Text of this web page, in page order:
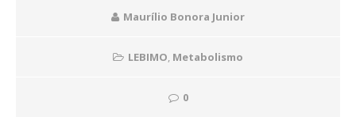
Maurílio Bonora Junior
LEBIMO, Metabolismo
0